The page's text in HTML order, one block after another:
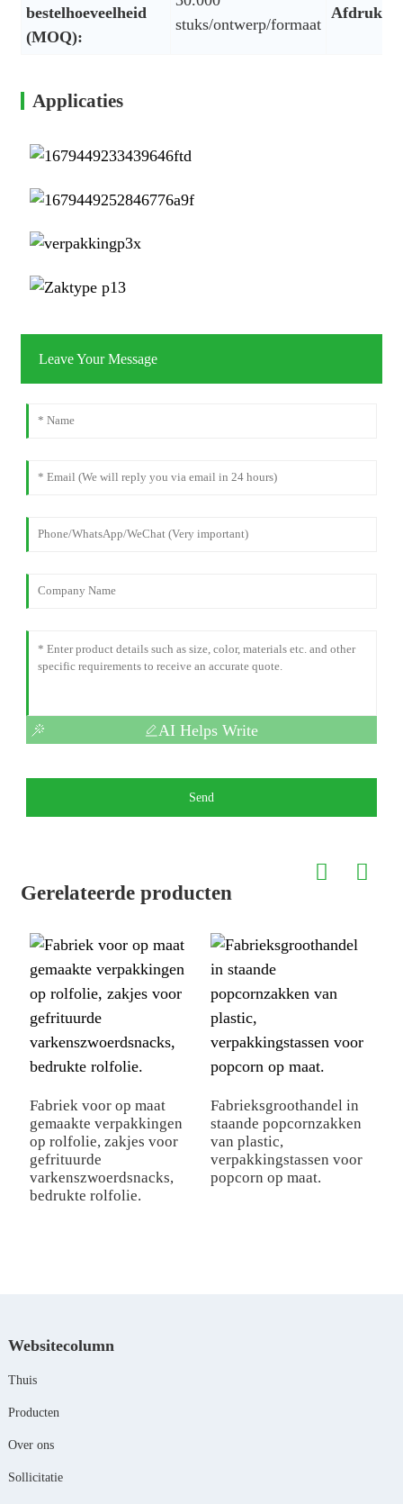
bestelhoeveelheid
(MOQ):
stuks/ontwerp/formaat
Applicaties
Leave Your Message
AI Helps Write
Send
Gerelateerde producten
Fabriek voor op maat
gemaakte verpakkingen
op rolfolie, zakjes voor
gefrituurde
varkenszwoerdsnacks,
bedrukte rolfolie.
Fabrieksgroothandel in
staande popcornzakken
van plastic,
verpakkingstassen voor
popcorn op maat.
Websitecolumn
Thuis
Producten
Over ons
Sollicitatie